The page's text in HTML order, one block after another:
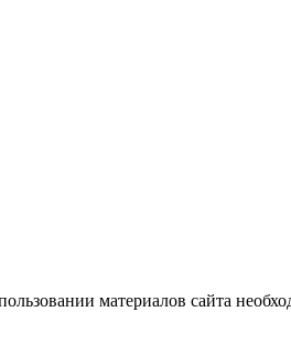
материалов сайта